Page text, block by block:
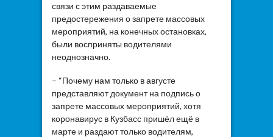
связи с этим раздаваемые
предостережения о запрете массовых
мероприятий, на конечных остановках,
были восприняты водителями
неоднозначно.
– “Почему нам только в августе
представляют документ на подпись о
запрете массовых мероприятий, хотя
коронавирус в Кузбасс пришёл ещё в
марте и раздают только водителям,